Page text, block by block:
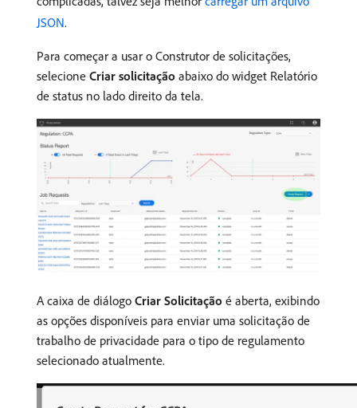
JSON.
Para começar a usar o Construtor de solicitações,
selecione Criar solicitação abaixo do widget Relatório
de status no lado direito da tela.
A caixa de diálogo Criar Solicitação é aberta, exibindo
as opções disponíveis para enviar uma solicitação de
trabalho de privacidade para o tipo de regulamento
selecionado atualmente.